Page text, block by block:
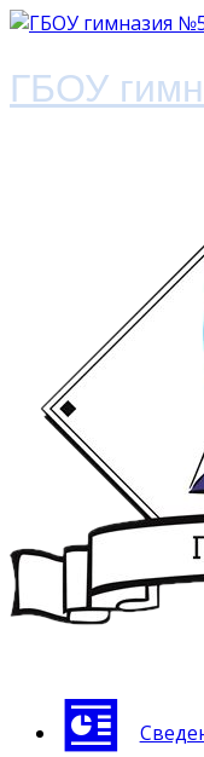
ГБОУ